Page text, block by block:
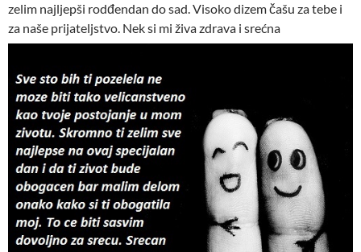
zelim najljepši rodđendan do sad. Visoko dizem čašu za tebe i
za naše prijateljstvo. Nek si mi živa zdrava i srećna